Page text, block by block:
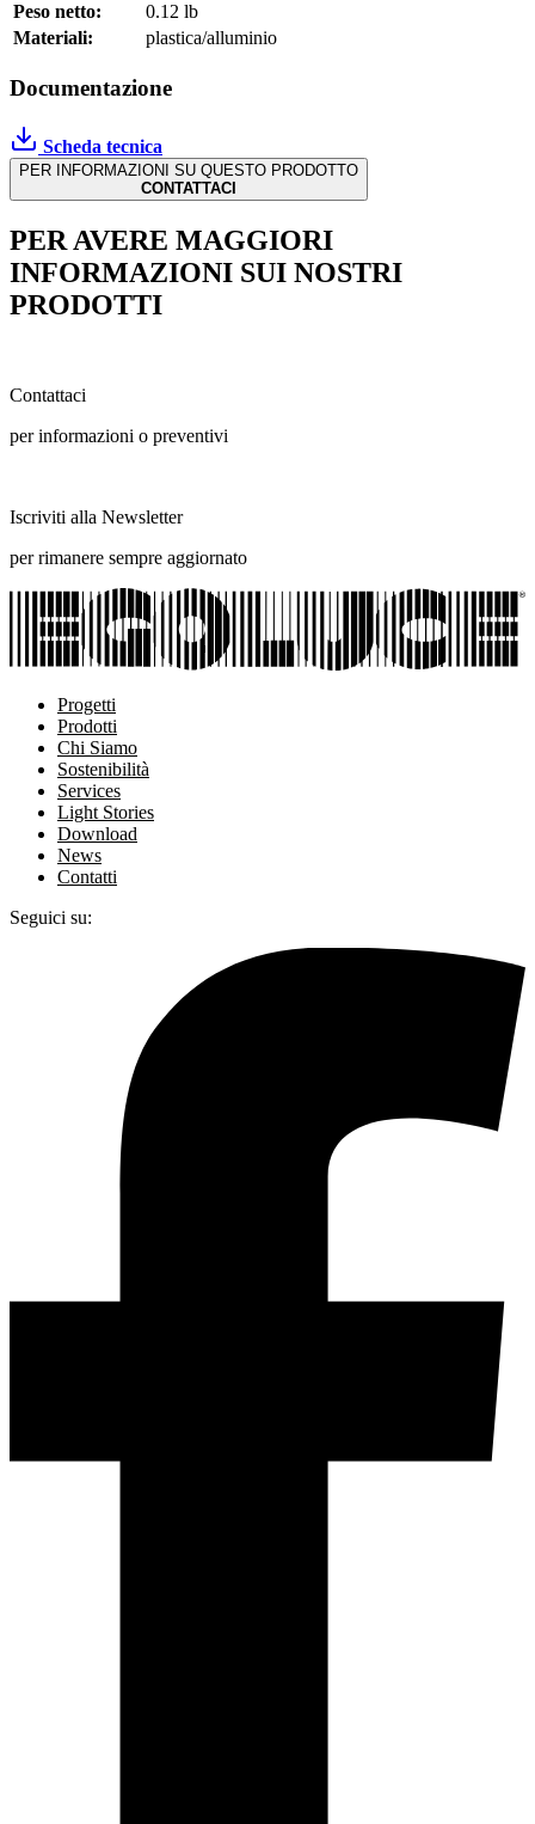
Peso netto:
0.12 lb
Materiali:
plastica/alluminio
Documentazione
Scheda tecnica
PER INFORMAZIONI SU QUESTO PRODOTTO
CONTATTACI
PER AVERE MAGGIORI
INFORMAZIONI SUI NOSTRI
PRODOTTI
Contattaci
per informazioni o preventivi
Iscriviti alla Newsletter
per rimanere sempre aggiornato
Progetti
Prodotti
Chi Siamo
Sostenibilità
Services
Light Stories
Download
News
Contatti
Seguici su: